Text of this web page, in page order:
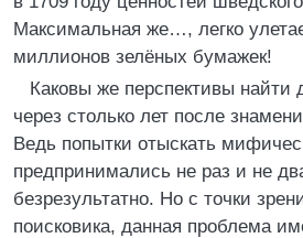
Максимальная же…, легко
миллионов зелёных бумажек!
Каковы же перспективы найти
через столько лет после
Ведь попытки отыскать
предпринимались не раз и не
безрезультатно. Но с точки
поисковика, данная проблема